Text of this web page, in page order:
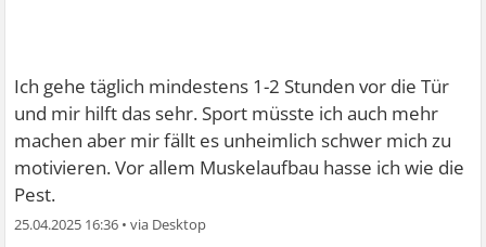
Ich gehe täglich mindestens 1-2 Stunden vor die Tür
und mir hilft das sehr. Sport müsste ich auch mehr
machen aber mir fällt es unheimlich schwer mich zu
motivieren. Vor allem Muskelaufbau hasse ich wie die
Pest.
25.04.2025 16:36 •